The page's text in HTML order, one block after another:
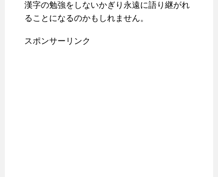
漢字の勉強をしないかぎり永遠に語り継がれ
ることになるのかもしれません。
スポンサーリンク